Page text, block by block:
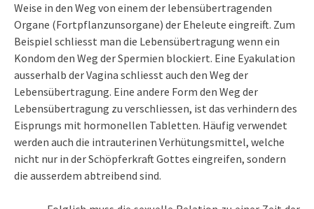
Weise in den Weg von einem der lebensübertragenden
Organe (Fortpflanzunsorgane) der Eheleute eingreift. Zum
Beispiel schliesst man die Lebensübertragung wenn ein
Kondom den Weg der Spermien blockiert. Eine Eyakulation
ausserhalb der Vagina schliesst auch den Weg der
Lebensübertragung. Eine andere Form den Weg der
Lebensübertragung zu verschliessen, ist das verhindern des
Eisprungs mit hormonellen Tabletten. Häufig verwendet
werden auch die intrauterinen Verhütungsmittel, welche
nicht nur in der Schöpferkraft Gottes eingreifen, sondern
die ausserdem abtreibend sind.